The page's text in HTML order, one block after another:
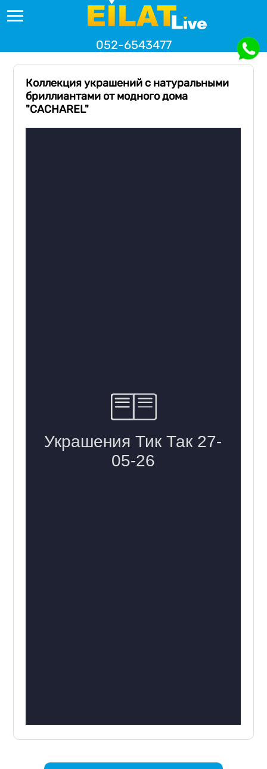
052-6543477
Коллекция украшений с натуральными
бриллиантами от модного дома
"CACHAREL"